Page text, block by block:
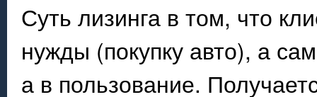
Суть лизинга в том, что
нужды (покупку авто), а
а в пользование.